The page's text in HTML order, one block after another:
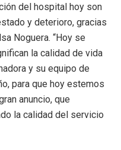
del hospital hoy son
y deterioro, gracias
Noguera. “Hoy se
la calidad de vida
y su equipo de
para que hoy estemos
anuncio, que
la calidad del servicio